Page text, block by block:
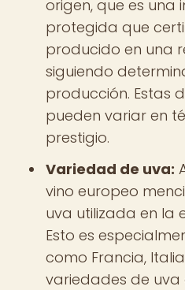
origen, que es
protegida que
producido en una
siguiendo
producción. Estas
pueden variar en
prestigio.
Variedad de uva:
vino europeo
uva utilizada en la
Esto es
como Francia,
variedades de uva